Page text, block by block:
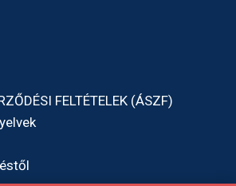
FELTÉTELEK (ÁSZF)